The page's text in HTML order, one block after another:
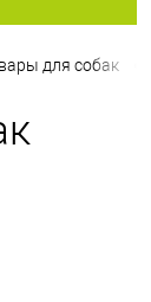
для собак